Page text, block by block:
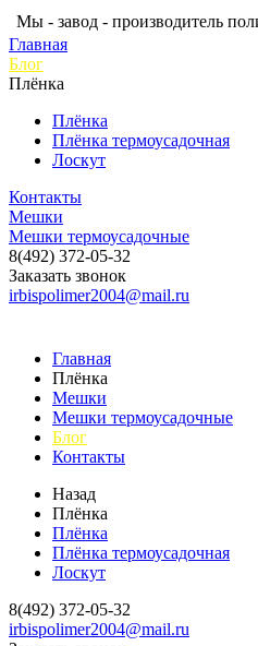
Мы - завод - производитель
Главная
Блог
Плёнка
Плёнка
Плёнка термоусадочная
Лоскут
Контакты
Мешки
Мешки термоусадочные
8(492) 372-05-32
Заказать звонок
irbispolimer2004@mail.ru
Главная
Плёнка
Мешки
Мешки термоусадочные
Блог
Контакты
Назад
Плёнка
Плёнка
Плёнка термоусадочная
Лоскут
8(492) 372-05-32
irbispolimer2004@mail.ru